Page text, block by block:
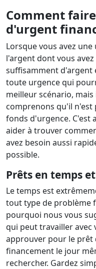
Comment
d'urgent
Lorsque vous avez une
l'argent dont vous
suffisamment d'argent
toute urgence qui
meilleur scénario, mais
comprenons qu'il n'est
fonds d'urgence. C'est
aider à trouver
avez besoin aussi
possible.
Prêts en temps
Le temps est
tout type de problème
pourquoi nous vous
qui peut travailler avec
approuver pour le prêt
financement le jour
rechercher. Gardez